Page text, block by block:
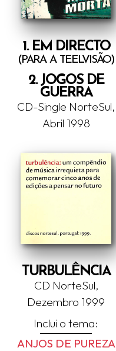
1. EM DIRECTO
(PARA A TEELVISÃO)
2. JOGOS DE
GUERRA
CD-Single NorteSul,
Abril 1998
TURBULÊNCIA
CD NorteSul,
Dezembro 1999
Inclui o tema:
ANJOS DE PUREZA